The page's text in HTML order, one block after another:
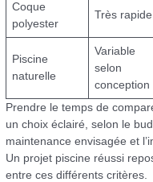
Coque
polyester
Très rapide
Piscine
naturelle
Variable
selon
conception
Prendre le temps de
un choix éclairé, selon le
maintenance envisagée et
Un projet piscine réussi
entre ces différents critères.